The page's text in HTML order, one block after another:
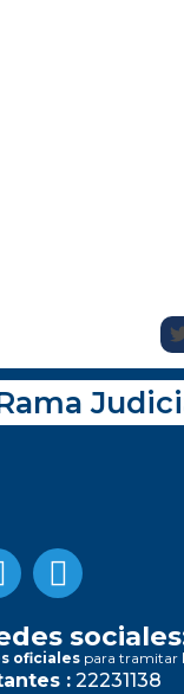
oficiales para tramitar
: 22231138